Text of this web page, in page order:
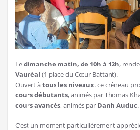
Ledimanche matin, de 10h à 12h,
Vauréal (1 place du Cœur Battant).
Ouvert àtous les niveaux, ce créneau
cours débutants, animés par Thomas
cours avancés, animés par Danh Auduc.
C’est un moment particulièrement